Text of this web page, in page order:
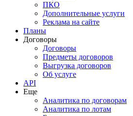
ПКО
Дополнительные услуги
Реклама на сайте
Планы
Договоры
Договоры
Предметы договоров
Выгрузка договоров
Об услуге
API
Еще
Аналитика по договорам
Аналитика по лотам